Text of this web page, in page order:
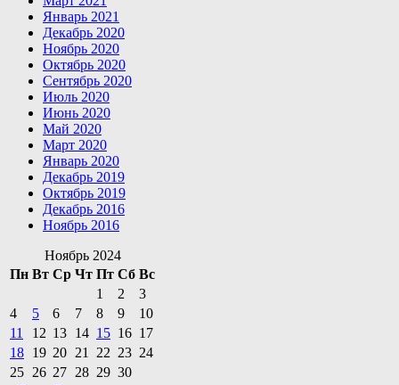
Январь 2021
Декабрь 2020
Ноябрь 2020
Октябрь 2020
Сентябрь 2020
Июль 2020
Июнь 2020
Май 2020
Март 2020
Январь 2020
Декабрь 2019
Октябрь 2019
Декабрь 2016
Ноябрь 2016
Ноябрь 2024
Пн Вт Ср Чт Пт Сб Вс
1
2
3
4
5 6 7 8 9
10
11
12 13 14 15 16 17
18 19 20 21 22 23 24
25 26 27 28 29 30